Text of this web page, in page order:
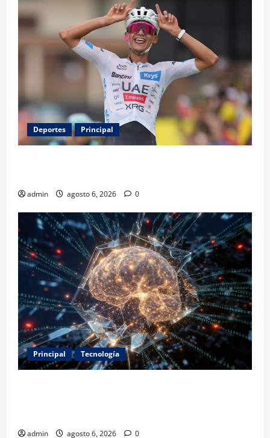
Deportes Principal
admin agosto 6, 2026 0
Principal Tecnología
admin agosto 6, 2026 0